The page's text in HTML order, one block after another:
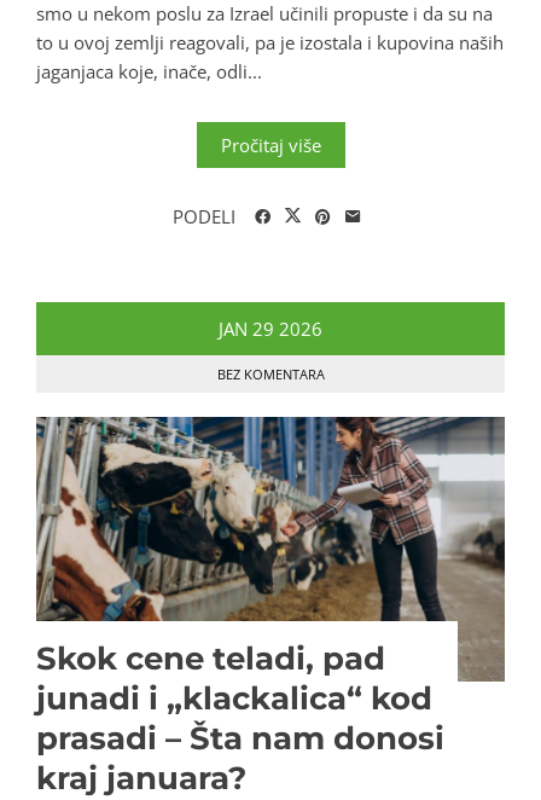
smo u nekom poslu za Izrael učinili propuste i da su na
to u ovoj zemlji reagovali, pa je izostala i kupovina naših
jaganjaca koje, inače, odli...
Pročitaj više
PODELI
JAN 29 2026
BEZ KOMENTARA
Skok cene teladi, pad
junadi i „klackalica“ kod
prasadi – Šta nam donosi
kraj januara?